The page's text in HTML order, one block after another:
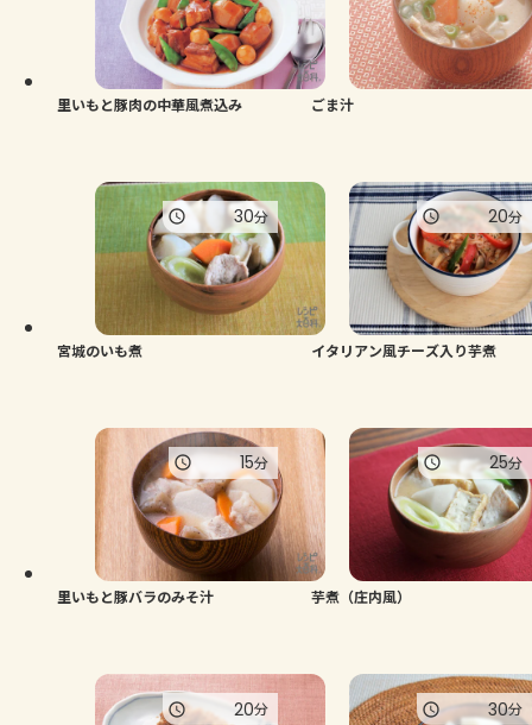
里いもと豚肉の中華風煮込み ごま汁
宮城のいも煮
30分
イタリアン風チーズ入り芋煮
20分
里いもと豚バラのみそ汁
15分
芋煮（庄内風）
25分
20分 30分